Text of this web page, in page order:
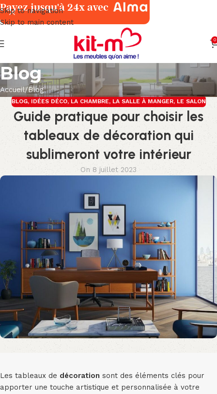
Skip to navigation
Skip to main content
0
Blog
Accueil Blog
BLOG, IDÉES DÉCO, LA CHAMBRE, LA SALLE À MANGER, LE SALON
Guide pratique pour choisir les
tableaux de décoration qui
sublimeront votre intérieur
On 8 juillet 2023
Les tableaux de décoration sont des éléments clés pour
apporter une touche artistique et personnalisée à votre
Payez jusqu'à 24x avec